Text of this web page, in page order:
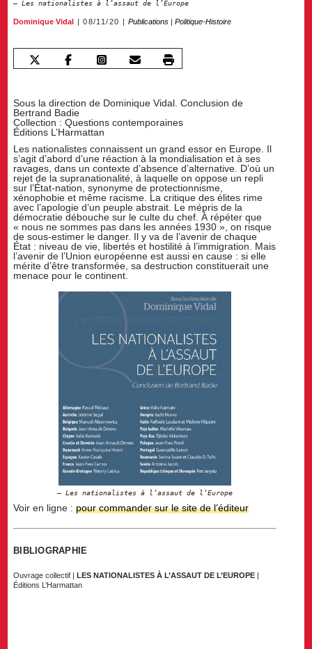
Les nationalistes à l’assaut de l’Europe
Dominique Vidal 08/11/20 Publications |Politique-Histoire
Sous la direction de Dominique Vidal. Conclusion de
Bertrand Badie
Collection : Questions contemporaines
Éditions L’Harmattan
Les nationalistes connaissent un grand essor en Europe. Il
s’agit d’abord d’une réaction à la mondialisation et à ses
ravages, dans un contexte d’absence d’alternative. D’où un
rejet de la supranationalité, à laquelle on oppose un repli
sur l’État-nation, synonyme de protectionnisme,
xénophobie et même racisme. La critique des élites rime
avec l’apologie d’un peuple abstrait. Le mépris de la
démocratie débouche sur le culte du chef. À répéter que
« nous ne sommes pas dans les années 1930 », on risque
de sous-estimer le danger. Il y va de l’avenir de chaque
État : niveau de vie, libertés et hostilité à l’immigration. Mais
l’avenir de l’Union européenne est aussi en cause : si elle
mérite d’être transformée, sa destruction constituerait une
menace pour le continent.
Les nationalistes à l’assaut de l’Europe
Voir en ligne :pour commander sur le site de l’éditeur
BIBLIOGRAPHIE
Ouvrage collectif |LES NATIONALISTES À L’ASSAUT DE L’EUROPE |
Éditions L’Harmattan